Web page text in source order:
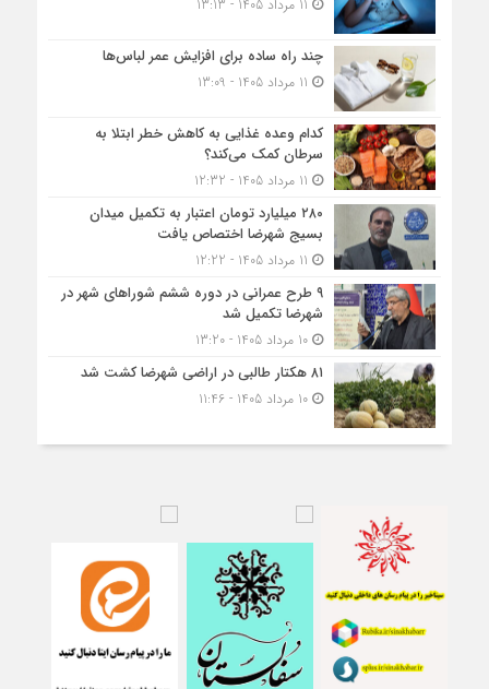
چند راه ساده برای افزایش عمر لباس‌ها
کدام وعده غذایی به کاهش خطر ابتلا به
سرطان کمک می‌کند؟
۲۸۰ میلیارد تومان اعتبار به تکمیل میدان
بسیج شهرضا اختصاص یافت
۹ طرح عمرانی در دوره ششم شوراهای شهر در
شهرضا تکمیل شد
10 مرداد 1405 - 13:20
۸۱ هکتار طالبی در اراضی شهرضا کشت شد
10 مرداد 1405 - 11:46